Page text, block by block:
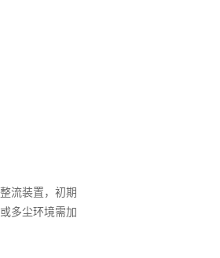
流装置，初期
多尘环境需加